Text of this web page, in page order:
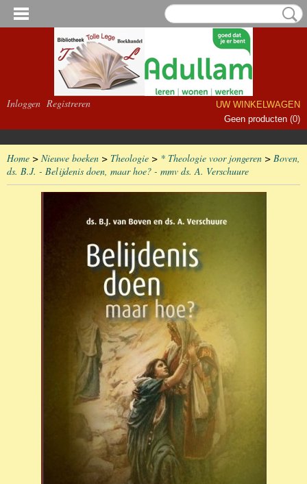
Inloggen Registreren
UW WINKELWAGEN
Geen producten (0)
Home > Nieuwe boeken > Theologie > * Theologie voor jongeren > Boven,
ds. B.J. - Belijdenis doen, maar hoe? - mmv ds. A. Verschuure